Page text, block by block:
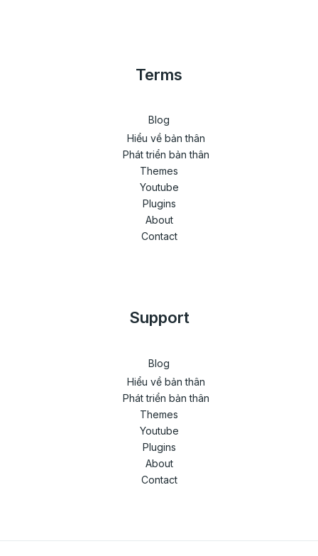
Terms
Blog
Hiểu về bản thân
Phát triển bản thân
Themes
Youtube
Plugins
About
Contact
Support
Blog
Hiểu về bản thân
Phát triển bản thân
Themes
Youtube
Plugins
About
Contact